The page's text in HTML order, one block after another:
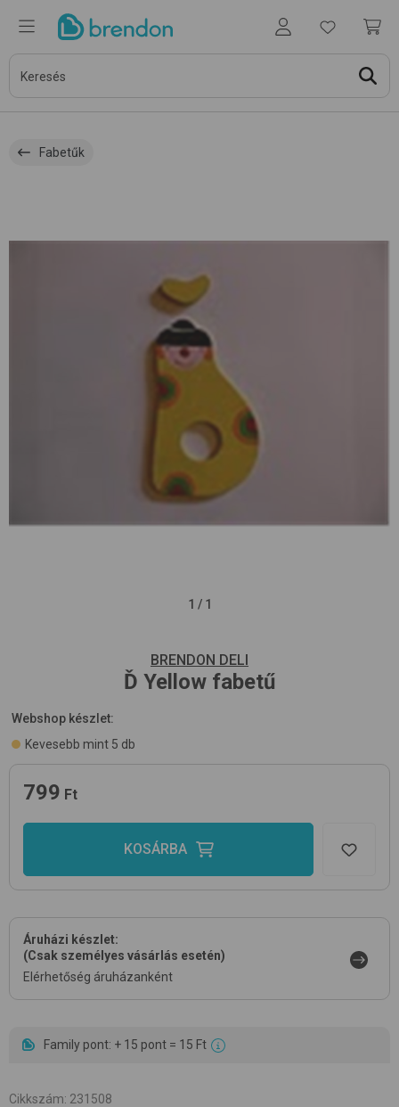
Fabetűk
1 / 1
BRENDON DELI
Ď Yellow fabetű
Webshop készlet:
Kevesebb mint 5 db
799 Ft
KOSÁRBA
Áruházi készlet:
(Csak személyes vásárlás esetén)
Elérhetőség áruházanként
Family pont: + 15 pont = 15 Ft
Cikkszám: 231508